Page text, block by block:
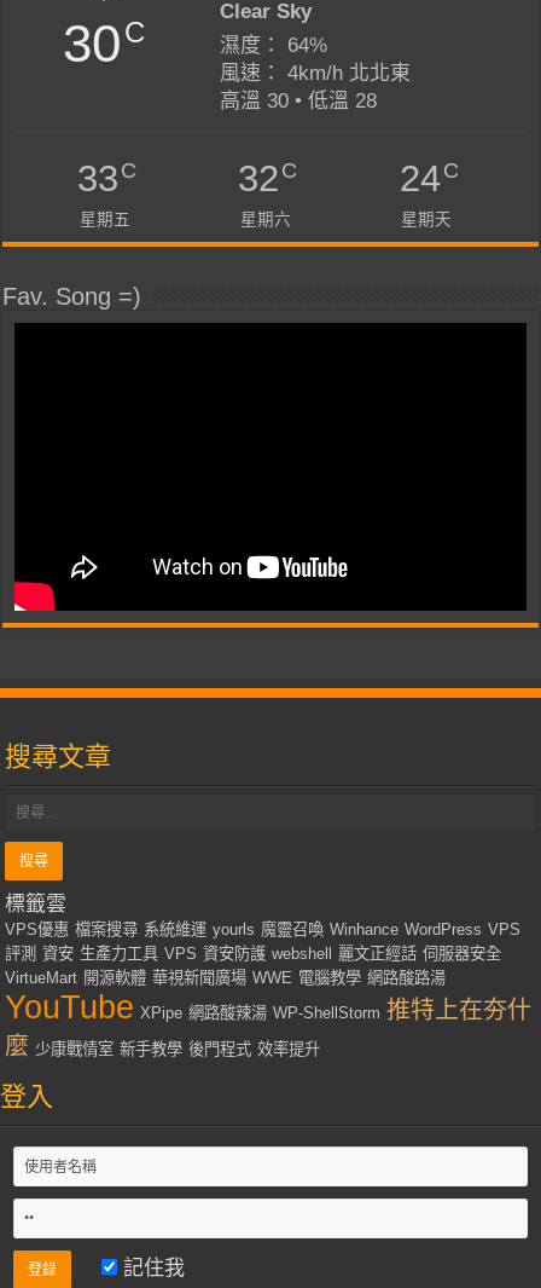
30C
Clear Sky
濕度： 64%
風速： 4km/h 北北東
高溫 30 • 低溫 28
33C
星期五
32C
星期六
24C
星期天
Fav. Song =)
搜尋文章
標籤雲
VPS優惠 檔案搜尋 系統維運 yourls 魔靈召喚 Winhance WordPress VPS
評測 資安 生產力工具 VPS 資安防護 webshell 麗文正經話 伺服器安全
VirtueMart 開源軟體 華視新聞廣場 WWE 電腦教學 網路酸路湯
YouTube XPipe 網路酸辣湯 WP-ShellStorm 推特上在夯什
麼 少康戰情室 新手教學 後門程式 效率提升
登入
記住我